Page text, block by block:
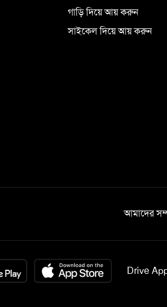
গাড়ি দিয়ে আয় করুন
সাইকেল দিয়ে আয় করুন
আমাদের
Drive